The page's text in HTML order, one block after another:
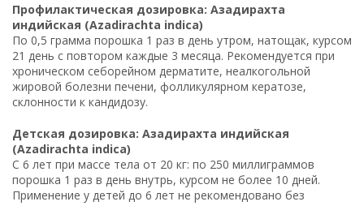
Профилактическая дозировка: Азадирахта
индийская (Azadirachta indica)
По 0,5 грамма порошка 1 раз в день утром, натощак, курсом
21 день с повтором каждые 3 месяца. Рекомендуется при
хроническом себорейном дерматите, неалкогольной
жировой болезни печени, фолликулярном кератозе,
склонности к кандидозу.
Детская дозировка: Азадирахта индийская
(Azadirachta indica)
С 6 лет при массе тела от 20 кг: по 250 миллиграммов
порошка 1 раз в день внутрь, курсом не более 10 дней.
Применение у детей до 6 лет не рекомендовано без